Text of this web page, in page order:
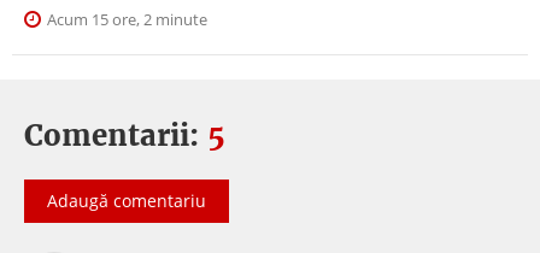
Acum 15 ore, 2 minute
Comentarii: 5
Adaugă comentariu